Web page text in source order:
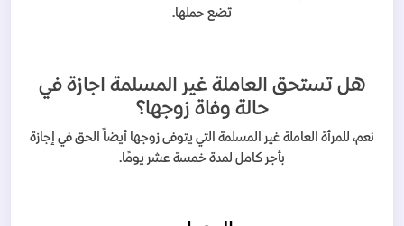
تضع حملها.
هل تستحق العاملة غير المسلمة اجازة في
حالة وفاة زوجها؟
نعم، للمرأة العاملة غير المسلمة التي يتوفى زوجها أيضاً الحق في إجازة
بأجر كامل لمدة خمسة عشر يومًا.